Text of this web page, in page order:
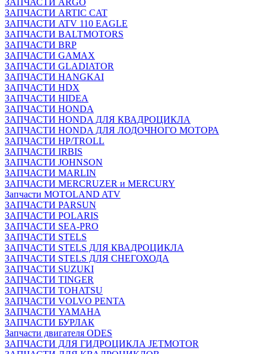
ЗАПЧАСТИ ARGO
ЗАПЧАСТИ ARTIC CAT
ЗАПЧАСТИ ATV 110 EAGLE
ЗАПЧАСТИ BALTMOTORS
ЗАПЧАСТИ BRP
ЗАПЧАСТИ GAMAX
ЗАПЧАСТИ GLADIATOR
ЗАПЧАСТИ HANGKAI
ЗАПЧАСТИ HDX
ЗАПЧАСТИ HIDEA
ЗАПЧАСТИ HONDA
ЗАПЧАСТИ HONDA ДЛЯ КВАДРОЦИКЛА
ЗАПЧАСТИ HONDA ДЛЯ ЛОДОЧНОГО МОТОРА
ЗАПЧАСТИ HP/TROLL
ЗАПЧАСТИ IRBIS
ЗАПЧАСТИ JOHNSON
ЗАПЧАСТИ MARLIN
ЗАПЧАСТИ MERCRUZER и MERCURY
Запчасти MOTOLAND ATV
ЗАПЧАСТИ PARSUN
ЗАПЧАСТИ POLARIS
ЗАПЧАСТИ SEA-PRO
ЗАПЧАСТИ STELS
ЗАПЧАСТИ STELS ДЛЯ КВАДРОЦИКЛА
ЗАПЧАСТИ STELS ДЛЯ СНЕГОХОДА
ЗАПЧАСТИ SUZUKI
ЗАПЧАСТИ TINGER
ЗАПЧАСТИ TOHATSU
ЗАПЧАСТИ VOLVO PENTA
ЗАПЧАСТИ YAMAHA
ЗАПЧАСТИ БУРЛАК
Запчасти двигателя ODES
ЗАПЧАСТИ ДЛЯ ГИДРОЦИКЛА JETMOTOR